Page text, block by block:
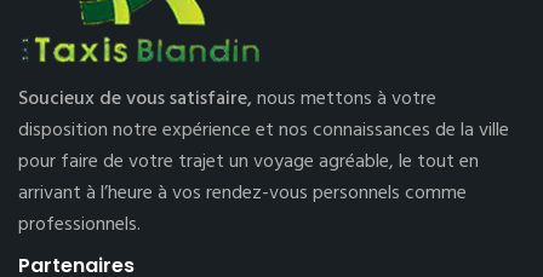
Soucieux de vous satisfaire,nous mettons à votre
disposition notre expérience et nos connaissances de la ville
pour faire de votre trajet un voyage agréable, le tout en
arrivant à l’heure à vos rendez-vous personnels comme
professionnels.
Partenaires